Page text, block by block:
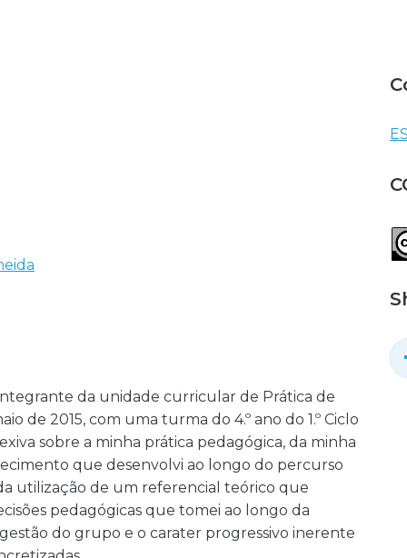
da unidade curricular de Prática de
de 2015, com uma turma do 4.º ano do 1.º Ciclo
sobre a minha prática pedagógica, da minha
que desenvolvi ao longo do percurso
utilização de um referencial teórico que
pedagógicas que tomei ao longo da
do grupo e o carater progressivo inerente